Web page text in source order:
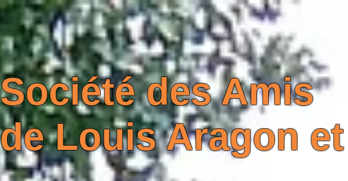
Société des Amis
de Louis Aragon